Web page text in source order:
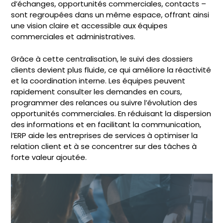
d’échanges, opportunités commerciales, contacts –
sont regroupées dans un même espace, offrant ainsi
une vision claire et accessible aux équipes
commerciales et administratives.
Grâce à cette centralisation, le suivi des dossiers
clients devient plus fluide, ce qui améliore la réactivité
et la coordination interne. Les équipes peuvent
rapidement consulter les demandes en cours,
programmer des relances ou suivre l’évolution des
opportunités commerciales. En réduisant la dispersion
des informations et en facilitant la communication,
l’ERP aide les entreprises de services à optimiser la
relation client et à se concentrer sur des tâches à
forte valeur ajoutée.